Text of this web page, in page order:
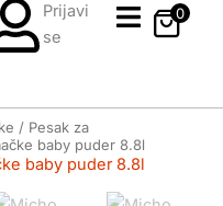
Prijavi
se
0
/ Pesak za
baby puder 8.8l